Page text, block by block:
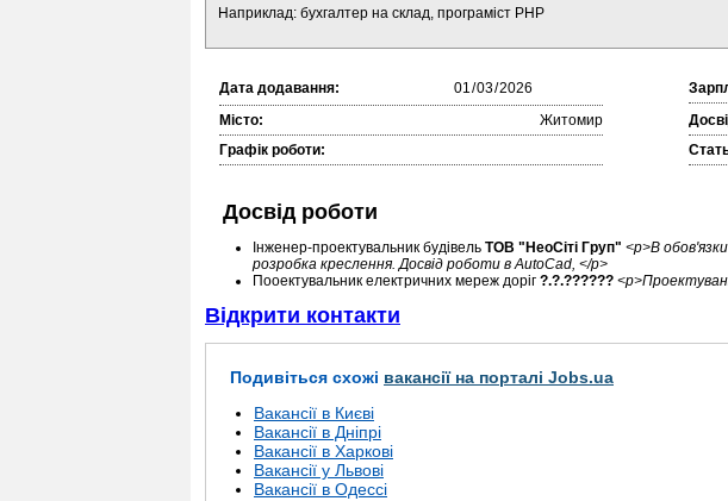
Наприклад: бухгалтер на склад, програміст PHP
Дата додавання:
Місто:
Житомир
Графік роботи:
Досвід роботи
Інженер-проектувальник будівель ТОВ "НеоСіті Груп" <p>В
розробка креслення. Досвід роботи в AutoCad, </p>
Пооектувальник електричних мереж доріг ?.?.??????
Відкрити контакти
Подивіться схожі вакансії на порталі Jobs.ua
Вакансії в Києві
Вакансії в Дніпрі
Вакансії в Харкові
Вакансії у Львові
Вакансії в Одессі